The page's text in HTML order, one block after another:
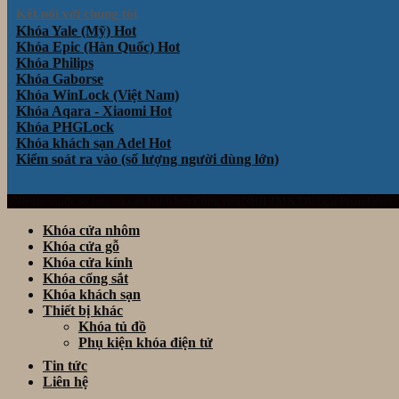
Kết nối với chúng tôi
Khóa Yale (Mỹ)
Khóa Epic (Hàn Quốc)
Khóa Philips
Khóa Gaborse
Khóa WinLock (Việt Nam)
Khóa Aqara - Xiaomi
Khóa PHGLock
Khóa khách sạn Adel
Kiểm soát ra vào (số lượng người dùng lớn)
Khóa cửa nhôm
Khóa cửa gỗ
Khóa cửa kính
Khóa cổng sắt
Khóa khách sạn
Thiết bị khác
Khóa tủ đồ
Phụ kiện khóa điện tử
Tin tức
Liên hệ